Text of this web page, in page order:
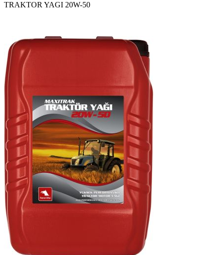
TRAKTOR YAGI 20W-50